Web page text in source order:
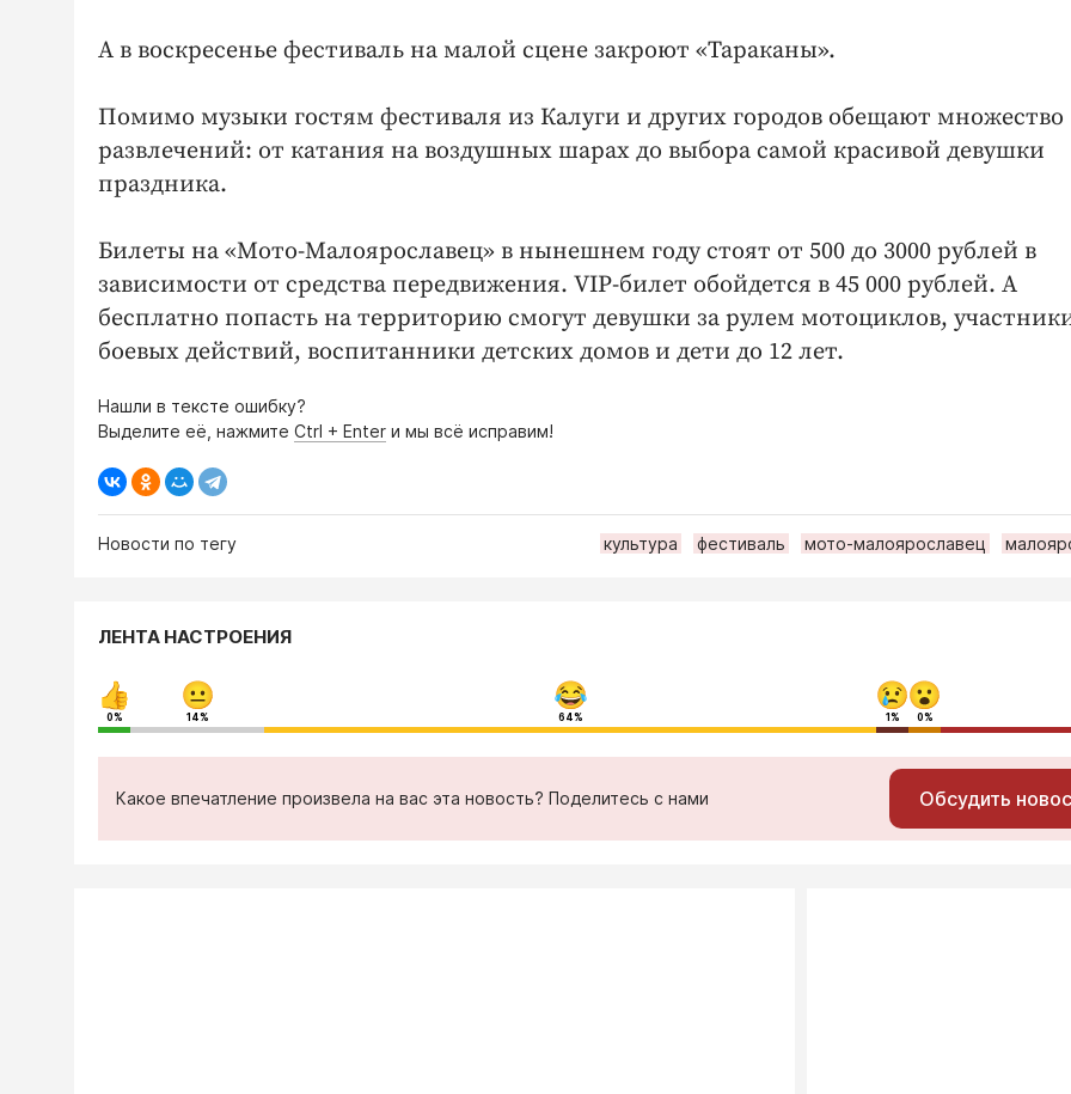
А в воскресенье фестиваль на малой сцене закроют «Тараканы».
Помимо музыки гостям фестиваля из Калуги и других городов обещают множество
развлечений: от катания на воздушных шарах до выбора самой красивой девушки
праздника.
Билеты на «Мото-Малоярославец» в нынешнем году стоят от 500 до 3000 рублей в
зависимости от средства передвижения. VIP-билет обойдется в 45 000 рублей. А
бесплатно попасть на территорию смогут девушки за рулем мотоциклов,
боевых действий, воспитанники детских домов и дети до 12 лет.
Нашли в тексте ошибку?
Выделите её, нажмите Ctrl + Enter и мы всё исправим!
Новости по тегу культура фестиваль мото-малоярославец
ЛЕНТА НАСТРОЕНИЯ
0% 14% 64% 1% 0%
Какое впечатление произвела на вас эта новость? Поделитесь с нами Обсудить